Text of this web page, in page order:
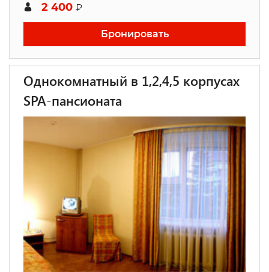
2 400 ₽
Бронировать
Однокомнатный в 1,2,4,5 корпусах
SPA-пансионата